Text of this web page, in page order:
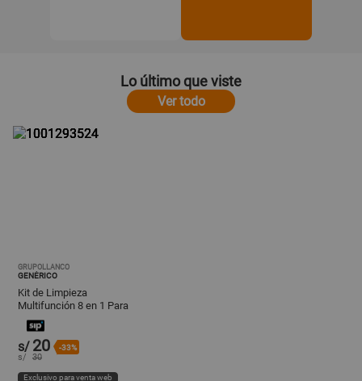
Lo último que viste
Ver todo
GRUPOLLANCO
GENÉRICO
Kit de Limpieza
Multifunción 8 en 1 Para
Auriculares y Otros
s/ 20 -33%
s/ 30
Exclusivo para venta web